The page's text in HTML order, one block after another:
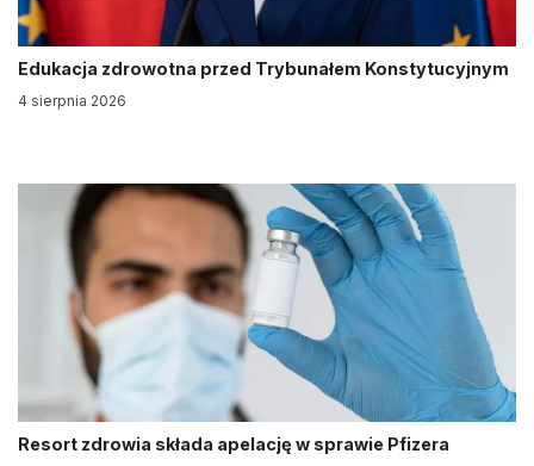
Edukacja zdrowotna przed Trybunałem Konstytucyjnym
4 sierpnia 2026
Resort zdrowia składa apelację w sprawie Pfizera